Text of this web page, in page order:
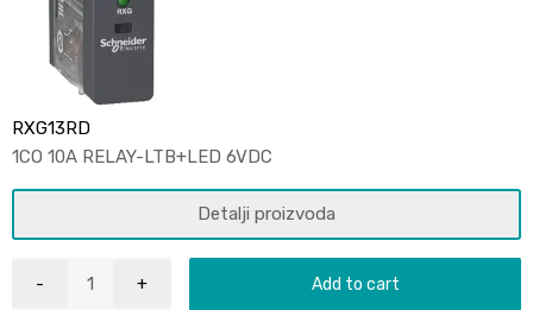
RXG13RD
1CO 10A RELAY-LTB+LED 6VDC
Detalji proizvoda
Add to cart